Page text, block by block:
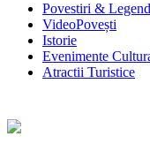
Povestiri &
VideoPovești
Istorie
Evenimente
Atractii Turistice